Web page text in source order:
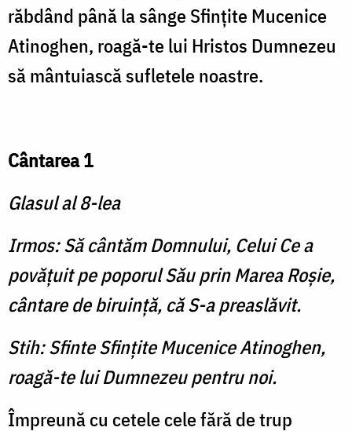
răbdând până la sânge Sfinţite Mucenice
Atinoghen, roagă-te lui Hristos Dumnezeu
să mântuiască sufletele noastre.
Cântarea 1
Glasul al 8-lea
Irmos: Să cântăm Domnului, Celui Ce a
povăţuit pe poporul Său prin Marea Roşie,
cântare de biruinţă, că S-a preaslăvit.
Stih: Sfinte Sfinţite Mucenice Atinoghen,
roagă-te lui Dumnezeu pentru noi.
Împreună cu cetele cele fără de trup